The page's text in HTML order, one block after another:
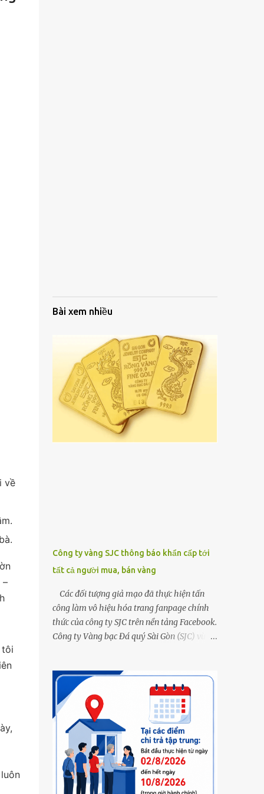
về
tôi
Bài xem nhiều
Công ty vàng SJC thông báo khẩn cấp tới
tất cả người mua, bán vàng
Các đối tượng giả mạo đã thực hiện tấn
công làm vô hiệu hóa trang fanpage chính
thức của công ty SJC trên nền tảng Facebook.
Công ty Vàng bạc Đá quý Sài Gòn (SJC) vừa
fanpage chính thức của công ty SJC trên nền
tảng Facebook (đường link page
www.facebook.com/sjcsaigon). Trước đó,
công ty liên tục ghi nhận và cảnh báo đến
khách hàng việc các đối tượng xấu giả mạo
Fanpage của SJC trên nền tảng Facebook
nhằm mục đích lừa đảo, trục lợi. Để bảo đảm
an toàn tài sản cho khách hàng, công ty SJC